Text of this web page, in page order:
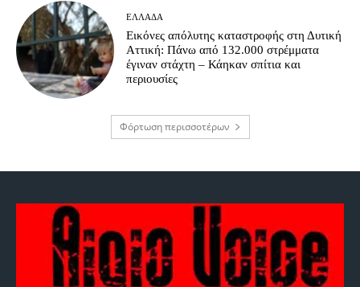
ΕΛΛΆΔΑ
Εικόνες απόλυτης καταστροφής στη Δυτική
Αττική: Πάνω από 132.000 στρέμματα
έγιναν στάχτη – Κάηκαν σπίτια και
περιουσίες
Φόρτωση περισσοτέρων